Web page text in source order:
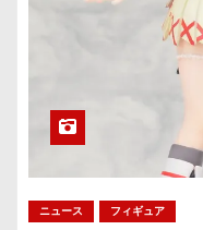
ニュース フィギュア